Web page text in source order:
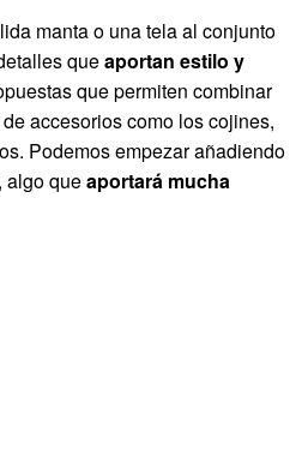
manta o una tela al conjunto
queaportan estilo y
que permiten combinar
accesorios como los cojines,
Podemos empezar añadiendo
, algo queaportará mucha